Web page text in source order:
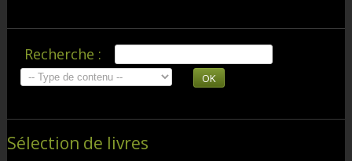
Recherche :
OK
Sélection de livres